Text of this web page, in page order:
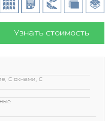
Узнать стоимость
С окнами, С